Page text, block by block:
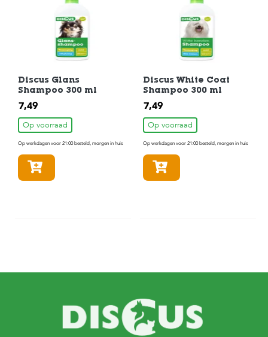
Discus Glans
Shampoo 300 ml
7,49
Op voorraad
Op werkdagen voor 21:00 besteld, morgen in huis
Discus White Coat
Shampoo 300 ml
7,49
Op voorraad
Op werkdagen voor 21:00 besteld, morgen in huis